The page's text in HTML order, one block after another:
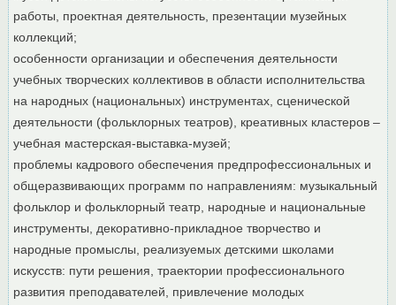
работы, проектная деятельность, презентации музейных
коллекций;
особенности организации и обеспечения деятельности
учебных творческих коллективов в области исполнительства
на народных (национальных) инструментах, сценической
деятельности (фольклорных театров), креативных кластеров –
учебная мастерская-выставка-музей;
проблемы кадрового обеспечения предпрофессиональных и
общеразвивающих программ по направлениям: музыкальный
фольклор и фольклорный театр, народные и национальные
инструменты, декоративно-прикладное творчество и
народные промыслы, реализуемых детскими школами
искусств: пути решения, траектории профессионального
развития преподавателей, привлечение молодых